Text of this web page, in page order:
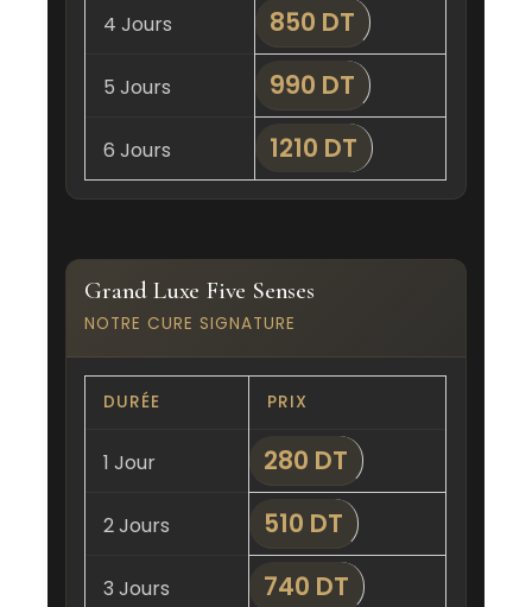
4 Jours 850 DT
5 Jours 990 DT
6 Jours 1210 DT
Grand Luxe Five Senses
NOTRE CURE SIGNATURE
DURÉE PRIX
1 Jour 280 DT
2 Jours 510 DT
3 Jours 740 DT